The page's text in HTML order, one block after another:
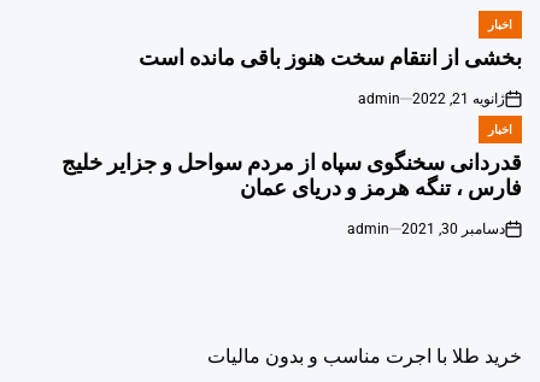
POSTED
اخبار
بخشی از انتقام سخت هنوز باقی مانده است
ژانویه 21, 2022 admin
POSTED
IN
اخبار
قدردانی سخنگوی سپاه از مردم سواحل و جزایر خلیج
فارس ، تنگه هرمز و دریای عمان
on
دسامبر 30, 2021 admin
خرید طلا با اجرت مناسب و بدون مالیات